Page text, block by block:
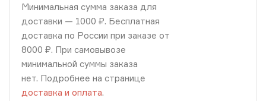
Минимальная сумма заказа для
доставки — 1000 ₽. Бесплатная
доставка по России при заказе от
8000 ₽. При самовывозе
минимальной суммы заказа
нет. Подробнее на странице
доставка и оплата.